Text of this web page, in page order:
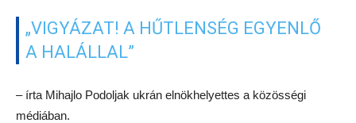
„VIGYÁZAT! A HŰTLENSÉG EGYENLŐ
A HALÁLLAL”
– írta Mihajlo Podoljak ukrán elnökhelyettes a közösségi
médiában.